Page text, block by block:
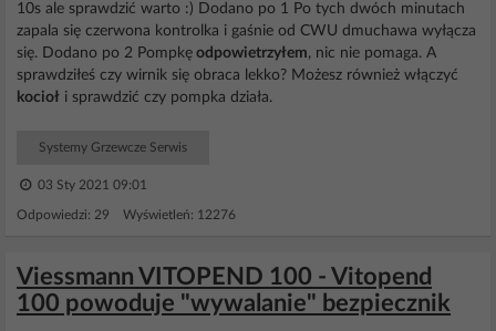
10s ale sprawdzić warto :) Dodano po 1 Po tych dwóch minutach
zapala się czerwona kontrolka i gaśnie od CWU dmuchawa wyłącza
się. Dodano po 2 Pompkę odpowietrzyłem, nic nie pomaga. A
sprawdziłeś czy wirnik się obraca lekko? Możesz również włączyć
kocioł i sprawdzić czy pompka działa.
Systemy Grzewcze Serwis
03 Sty 2021 09:01
Odpowiedzi: 29 Wyświetleń: 12276
Viessmann VITOPEND 100 - Vitopend
100 powoduje "wywalanie" bezpiecznik